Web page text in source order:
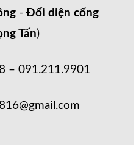
- Đối diện cổng
Tấn)
– 091.211.9901